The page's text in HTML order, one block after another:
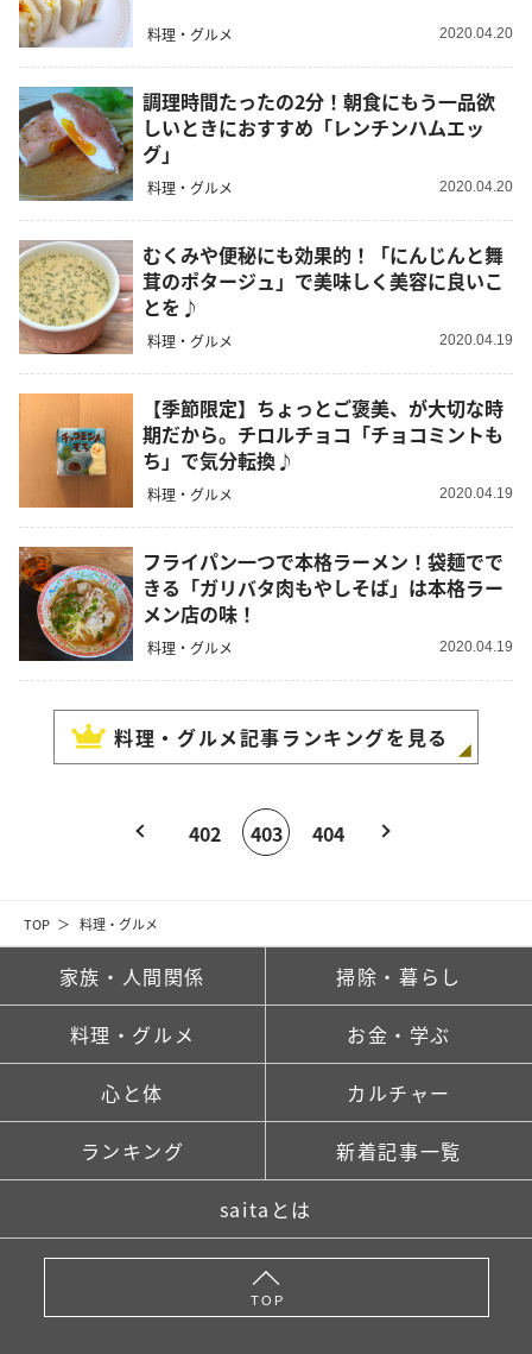
TOP 料理・グルメ
料理・グルメ 2020.04.20
調理時間たったの2分！朝食にもう一品欲
しいときにおすすめ「レンチンハムエッ
グ」
料理・グルメ 2020.04.20
むくみや便秘にも効果的！「にんじんと舞
茸のポタージュ」で美味しく美容に良いこ
とを♪
料理・グルメ 2020.04.19
【季節限定】ちょっとご褒美、が大切な時
期だから。チロルチョコ「チョコミントも
ち」で気分転換♪
料理・グルメ 2020.04.19
フライパン一つで本格ラーメン！袋麺でで
きる「ガリバタ肉もやしそば」は本格ラー
メン店の味！
料理・グルメ 2020.04.19
料理・グルメ記事ランキングを見る
402 403 404
家族・人間関係 掃除・暮らし
料理・グルメ お金・学ぶ
心と体 カルチャー
ランキング 新着記事一覧
saitaとは
TOP